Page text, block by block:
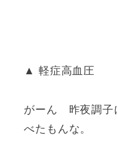
▲ 軽症高血圧
がーん 昨夜調子
べたもんな。